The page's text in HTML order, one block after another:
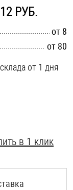
РУБ.
от 8
от 80
от 1 дня
в 1 клик